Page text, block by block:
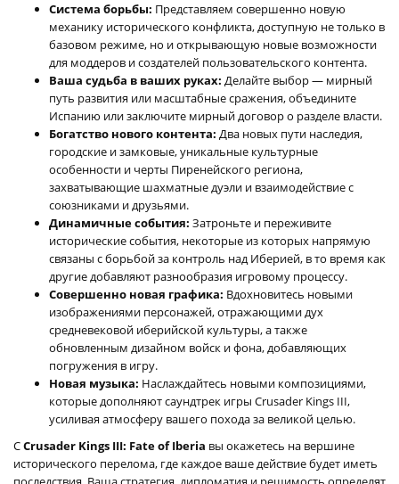
Система борьбы: Представляем совершенно новую
механику исторического конфликта, доступную не только в
базовом режиме, но и открывающую новые возможности
для моддеров и создателей пользовательского контента.
Ваша судьба в ваших руках: Делайте выбор — мирный
путь развития или масштабные сражения, объедините
Испанию или заключите мирный договор о разделе власти.
Богатство нового контента: Два новых пути наследия,
городские и замковые, уникальные культурные
особенности и черты Пиренейского региона,
захватывающие шахматные дуэли и взаимодействие с
союзниками и друзьями.
Динамичные события: Затроньте и переживите
исторические события, некоторые из которых напрямую
связаны с борьбой за контроль над Иберией, в то время как
другие добавляют разнообразия игровому процессу.
Совершенно новая графика: Вдохновитесь новыми
изображениями персонажей, отражающими дух
средневековой иберийской культуры, а также
обновленным дизайном войск и фона, добавляющих
погружения в игру.
Новая музыка: Наслаждайтесь новыми композициями,
которые дополняют саундтрек игры Crusader Kings III,
усиливая атмосферу вашего похода за великой целью.
СCrusader Kings III: Fate of Iberia вы окажетесь на вершине
исторического перелома, где каждое ваше действие будет иметь